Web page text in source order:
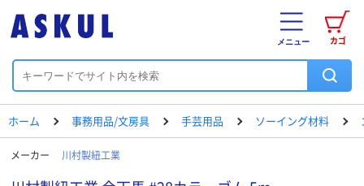
カゴ
メニュー
ホーム 事務用品/文房具 手芸用品 ソーイング材料
メーカー 川村製紐工業